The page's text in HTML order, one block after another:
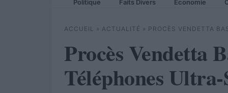
Politique Faits Divers Economie
ACCUEIL » ACTUALITÉ » PROCÈS VENDETTA
Procès Vendetta
Téléphones